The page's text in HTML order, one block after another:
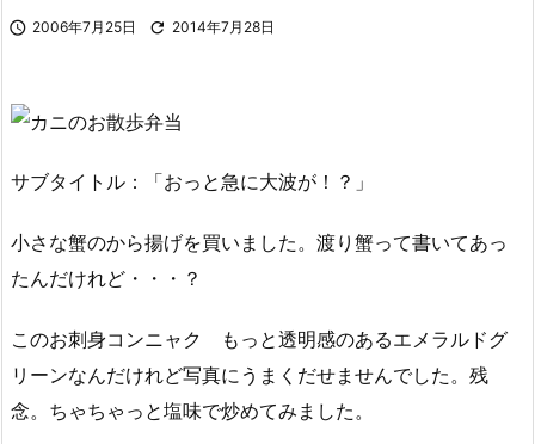
 2006年7月25日  2014年7月28日
サブタイトル：「おっと急に大波が！？」
小さな蟹のから揚げを買いました。渡り蟹って書いてあっ
たんだけれど・・・？
このお刺身コンニャク もっと透明感のあるエメラルドグ
リーンなんだけれど写真にうまくだせませんでした。残
念。ちゃちゃっと塩味で炒めてみました。